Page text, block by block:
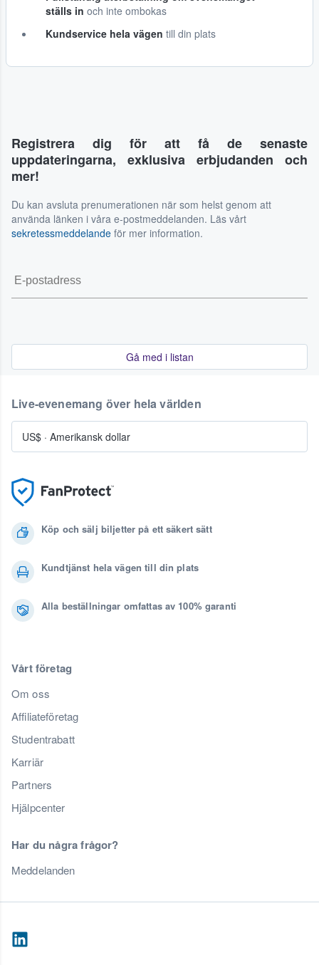
ställs in och inte ombokas
Kundservice hela vägen till din plats
Registrera dig för att få de senaste
uppdateringarna, exklusiva erbjudanden och
mer!
Du kan avsluta prenumerationen när som helst genom att
använda länken i våra e-postmeddelanden. Läs vårt
sekretessmeddelande för mer information.
Gå med i listan
Köp och sälj biljetter på ett säkert sätt
Kundtjänst hela vägen till din plats
Alla beställningar omfattas av 100% garanti
Vårt företag
Om oss
Affiliateföretag
Studentrabatt
Karriär
Partners
Hjälpcenter
Har du några frågor?
Meddelanden
Live-evenemang över hela världen
US$ · Amerikansk dollar